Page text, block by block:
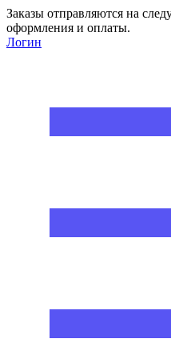
Заказы отправляются на
оформления и оплаты.
Логин